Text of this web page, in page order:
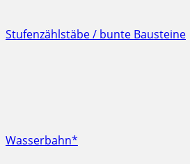
Stufenzählstäbe / bunte Bausteine
Wasserbahn*